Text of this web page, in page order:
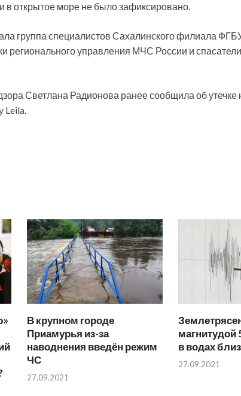
в открытое море не было зафиксировано.
группа специалистов Сахалинского филиала
регионального управления МЧС России и
Светлана Радионова ранее сообщила об утечке
Leila.
В крупном городе
Приамурья из-за
наводнения введён режим
ЧС
27.09.2021
магнитудой
в водах
27.09.2021